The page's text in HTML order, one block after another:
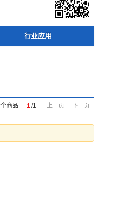
行业应用
个商品 1 /1 上一页 下一页